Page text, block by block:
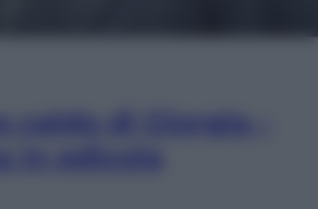
caldo di Giorgia –